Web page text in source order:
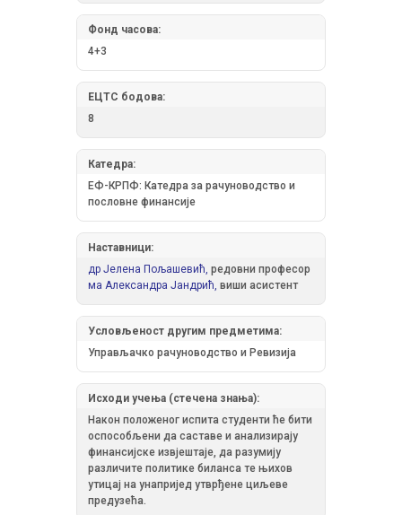
Фонд часова:
4+3
ЕЦТС бодова:
8
Катедра:
ЕФ-КРПФ: Катедра за рачуноводство и
пословне финансије
Наставници:
др Јелена Пољашевић, редовни професор
ма Александра Јандрић, виши асистент
Условљеност другим предметима:
Управљачко рачуноводство и Ревизија
Исходи учења (стечена знања):
Након положеног испита студенти ће бити
оспособљени да саставе и анализирају
финансијске извјештаје, да разумију
различите политике биланса те њихов
утицај на унапријед утврђене циљеве
предузећа.